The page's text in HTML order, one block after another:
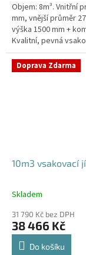
Objem: 8m³. Vnitřní
mm, vnější průměr
výška 1500 mm +
Kvalitní, pevná
(nádrž) bez potřeby
obetonování Průměr
odtoku +...
Doprava Zdarma
10m3 vsakovací
Průměrné
produktu
je
5,0
Skladem
31 790 Kč bez DPH
38 466 Kč
Do košíku